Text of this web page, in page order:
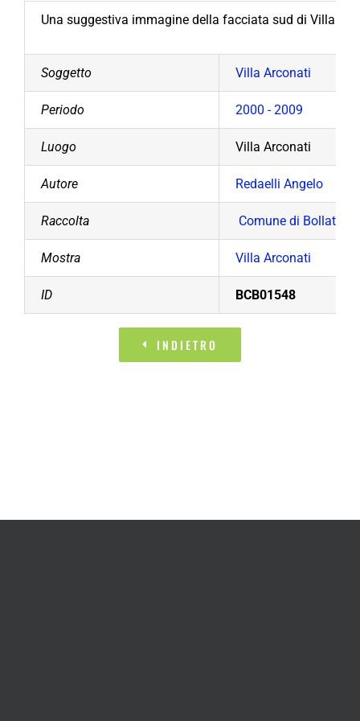
Una suggestiva immagine della facciata sud di Villa
Soggetto Villa Arconati
Periodo 2000 - 2009
Luogo Villa Arconati
Autore Redaelli Angelo
Raccolta Comune di Bollate
Mostra Villa Arconati
ID BCB01548
INDIETRO